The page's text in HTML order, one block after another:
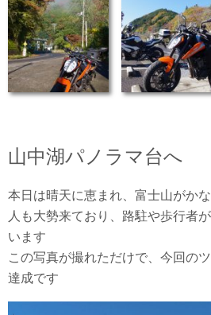
山中湖パノラマ台へ
本日は晴天に恵まれ、富士山がか
人も大勢来ており、路駐や歩行者
います
この写真が撮れただけで、今回の
達成です